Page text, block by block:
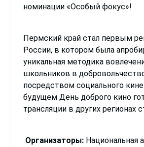
номинации «Особый фокус»!
Пермский край стал первым
России, в котором была
уникальная методика
школьников в
посредством социального
будущем День доброго кино
трансляции в других регионах
Организаторы: Национальная